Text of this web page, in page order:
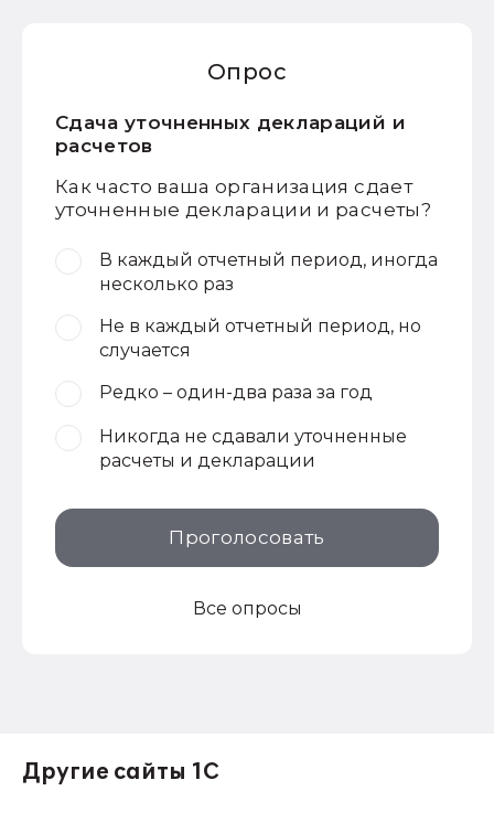
Опрос
Сдача уточненных деклараций и
расчетов
Как часто ваша организация сдает
уточненные декларации и расчеты?
В каждый отчетный период, иногда
несколько раз
Не в каждый отчетный период, но
случается
Редко – один-два раза за год
Никогда не сдавали уточненные
расчеты и декларации
Проголосовать
Все опросы
Другие сайты 1С